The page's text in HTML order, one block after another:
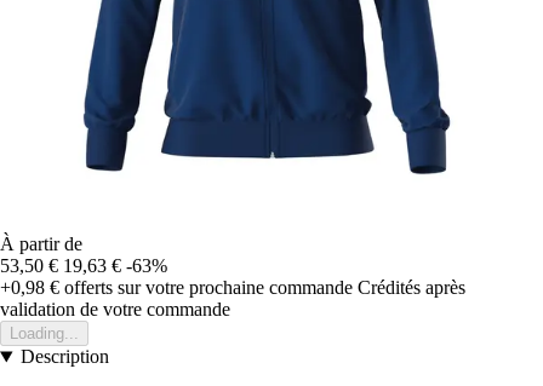
À partir de
53,50 € 19,63 € -63%
+0,98 € offerts sur votre prochaine commande Crédités après
validation de votre commande
Loading...
Description